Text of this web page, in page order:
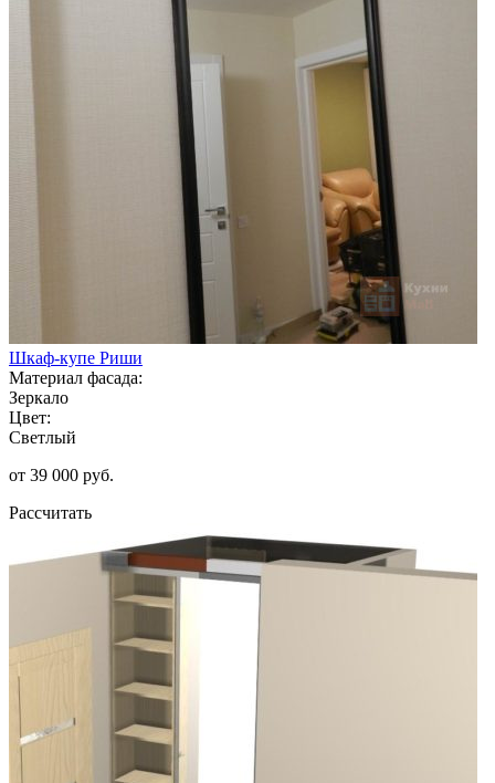
Шкаф-купе Риши
Материал фасада:
Зеркало
Цвет:
Светлый
от 39 000 руб.
Рассчитать